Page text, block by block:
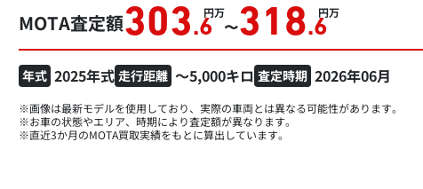
MOTA査定額303.6
万円
〜318.6
万円
年式 2025年式 走行距離 ～5,000キロ 査定時期 2026年06月
※画像は最新モデルを使用しており、実際の車両とは異なる可能性があります。
※お車の状態やエリア、時期により査定額が異なります。
※直近3か月のMOTA買取実績をもとに算出しています。